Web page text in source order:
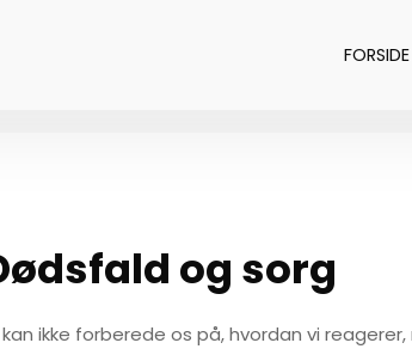
FORSIDE
og sorg
kan ikke forberede os på, hvordan vi